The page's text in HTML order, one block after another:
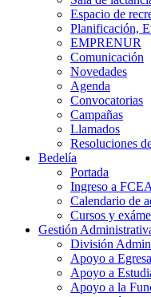
Espacio de
Planificación,
EMPRENUR
Comunicación
Novedades
Agenda
Convocatorias
Campañas
Llamados
Resoluciones
Bedelía
Portada
Ingreso a FCEA
Calendario de
Cursos y
Gestión
División
Apoyo a
Apoyo a
Apoyo a la